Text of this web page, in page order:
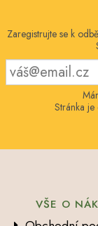
Zaregistrujte se k
Stránka
VŠE O